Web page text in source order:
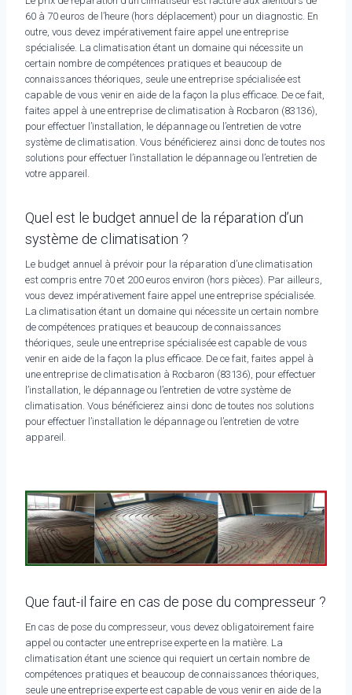
60 à 70 euros de l’heure (hors déplacement) pour un diagnostic. En
outre, vous devez impérativement faire appel une entreprise
spécialisée. La climatisation étant un domaine qui nécessite un
certain nombre de compétences pratiques et beaucoup de
connaissances théoriques, seule une entreprise spécialisée est
capable de vous venir en aide de la façon la plus efficace. De ce fait,
faites appel à une entreprise de climatisation à Rocbaron (83136),
pour effectuer l’installation, le dépannage ou l’entretien de votre
système de climatisation. Vous bénéficierez ainsi donc de toutes nos
solutions pour effectuer l’installation le dépannage ou l’entretien de
votre appareil.
Quel est le budget annuel de la réparation d’un
système de climatisation ?
Le budget annuel à prévoir pour la réparation d’une climatisation
est compris entre 70 et 200 euros environ (hors pièces). Par ailleurs,
vous devez impérativement faire appel une entreprise spécialisée.
La climatisation étant un domaine qui nécessite un certain nombre
de compétences pratiques et beaucoup de connaissances
théoriques, seule une entreprise spécialisée est capable de vous
venir en aide de la façon la plus efficace. De ce fait, faites appel à
une entreprise de climatisation à Rocbaron (83136), pour effectuer
l’installation, le dépannage ou l’entretien de votre système de
climatisation. Vous bénéficierez ainsi donc de toutes nos solutions
pour effectuer l’installation le dépannage ou l’entretien de votre
appareil.
Que faut-il faire en cas de pose du compresseur ?
En cas de pose du compresseur, vous devez obligatoirement faire
appel ou contacter une entreprise experte en la matière. La
climatisation étant une science qui requiert un certain nombre de
compétences pratiques et beaucoup de connaissances théoriques,
seule une entreprise experte est capable de vous venir en aide de la